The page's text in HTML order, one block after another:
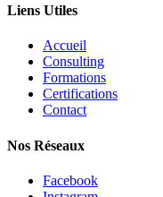
Liens Utiles
Accueil
Consulting
Formations
Certifications
Contact
Nos Réseaux
Facebook